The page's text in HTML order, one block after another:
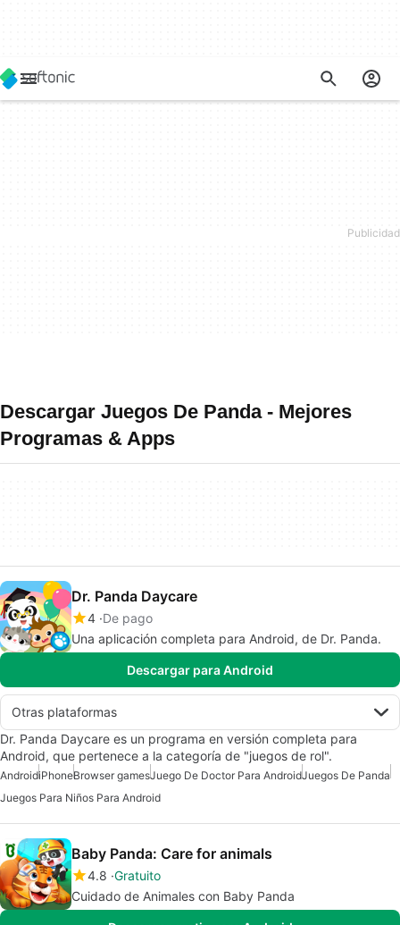
Descargar Juegos De Panda - Mejores
Programas & Apps
Dr. Panda Daycare
4 De pago
Una aplicación completa para Android, de Dr. Panda.
Descargar para Android
Otras plataformas
Dr. Panda Daycare es un programa en versión completa para
Android, que pertenece a la categoría de "juegos de rol".
AndroidiPhoneBrowser gamesJuego De Doctor Para AndroidJuegos De Panda
Juegos Para Niños Para Android
Baby Panda: Care for animals
4.8 Gratuito
Cuidado de Animales con Baby Panda